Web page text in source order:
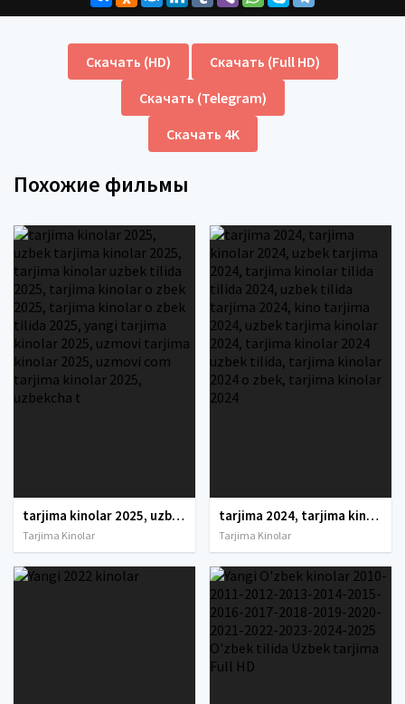
Скачать (HD)
Скачать (Full HD)
Скачать (Telegram)
Скачать 4K
Похожие фильмы
tarjima kinolar 2025, uzbek tarjima kinolar 2025, tarjima kinolar uzbek tilida 2025, tarjima kinolar o zbek 2025, tarjima kinolar o zbek tilida 2025, yangi tarjima kinolar 2025, uzmovi tarjima kinolar 2025, uzmovi com tarjima kinolar 2025, uzbekcha t
Tarjima Kinolar
tarjima 2024, tarjima kinolar 2024, uzbek tarjima 2024, tarjima kinolar tilida tilida 2024, uzbek tilida tarjima 2024, kino tarjima 2024, uzbek tarjima kinolar 2024, tarjima kinolar 2024 uzbek tilida, tarjima kinolar 2024 o zbek, tarjima kinolar 2024
Tarjima Kinolar